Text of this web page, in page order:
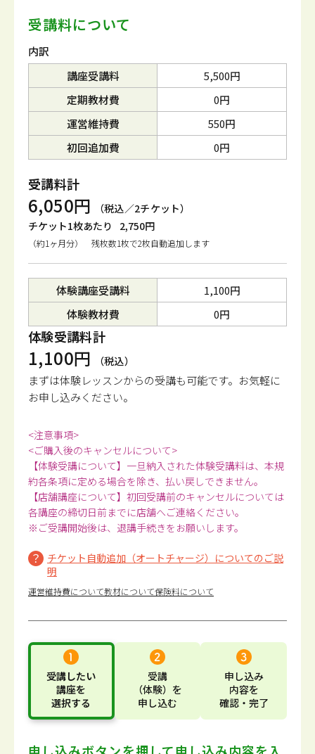
受講料について
内訳
講座受講料
5,500円
定期教材費
0円
運営維持費
550円
初回追加費
0円
受講料計
6,050円
（税込／2チケット）
チケット1枚あたり
2,750円
（約1ヶ月分） 残枚数1枚で2枚自動追加します
体験講座受講料
1,100円
体験教材費
0円
体験受講料計
1,100円 （税込）
まずは体験レッスンからの受講も可能です。 お気軽に
お申し込みください。
<注意事項>
<ご購入後のキャンセルについて>
【体験受講について】一旦納入された体験受講料は、本規
約各条項に定める場合を除き、払い戻しできません。
【店舗講座について】初回受講前のキャンセルについては
各講座の締切日前までに店舗へご連絡ください。
※ご受講開始後は、退講手続きをお願いします。
チケット自動追加（オートチャージ）についてのご説
明
運営維持費について教材について保険料について
受講したい
講座を
選択する
受講
（体験） を
申し込む
申し込み
内容を
確認・完了